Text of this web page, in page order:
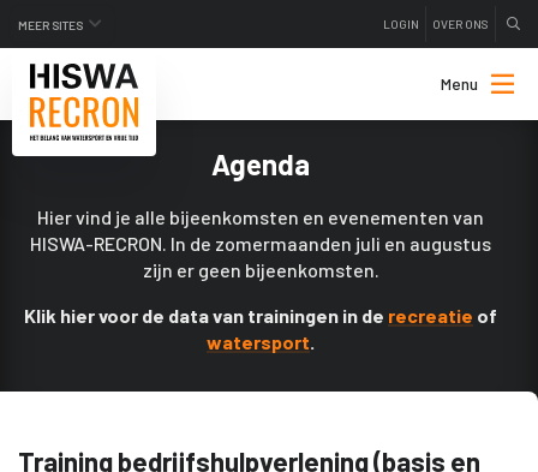
MEER SITES LOGIN OVER ONS
Menu
Agenda
Hier vind je alle bijeenkomsten en evenementen van
HISWA-RECRON. In de zomermaanden juli en augustus
zijn er geen bijeenkomsten.
Klik hier voor de data van trainingen in de recreatie of
watersport.
Training bedrijfshulpverlening (basis en